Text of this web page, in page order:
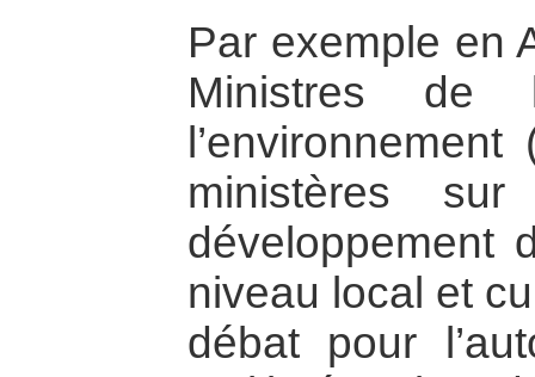
Par exemple en
Ministres de
ministères
développement
niveau local et
débat pour